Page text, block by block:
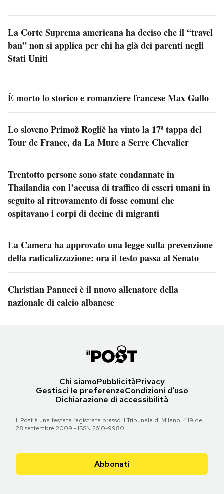
La Corte Suprema americana ha deciso che il “travel
ban” non si applica per chi ha già dei parenti negli
Stati Uniti
È morto lo storico e romanziere francese Max Gallo
Lo sloveno Primož Roglič ha vinto la 17ª tappa del
Tour de France, da La Mure a Serre Chevalier
Trentotto persone sono state condannate in
Thailandia con l’accusa di traffico di esseri umani in
seguito al ritrovamento di fosse comuni che
ospitavano i corpi di decine di migranti
La Camera ha approvato una legge sulla prevenzione
della radicalizzazione: ora il testo passa al Senato
Christian Panucci è il nuovo allenatore della
nazionale di calcio albanese
Chi siamoPubblicitàPrivacy
Gestisci le preferenzeCondizioni d'uso
Dichiarazione di accessibilità
Il Post è una testata registrata presso il Tribunale di Milano, 419 del
28 settembre 2009 - ISSN 2610-9980
Abbonati